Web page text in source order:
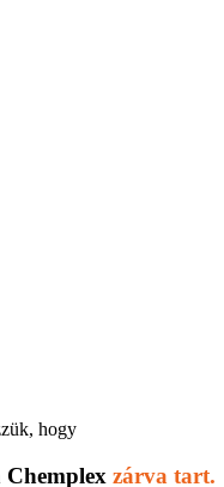
hogy
Chemplex zárva tart.